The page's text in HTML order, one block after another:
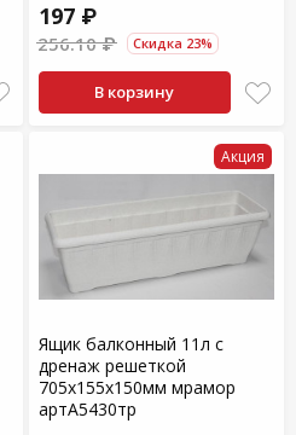
197 ₽
256.10 ₽ Скидка 23%
В корзину
Акция
Ящик балконный 11л с
дренаж решеткой
705х155х150мм мрамор
артА5430тр